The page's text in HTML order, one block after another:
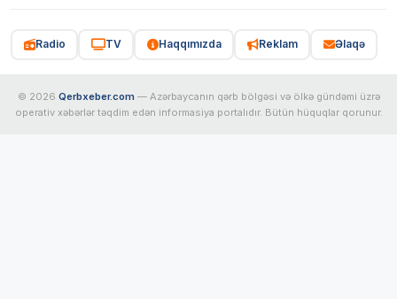
Radio TV Haqqımızda Reklam Əlaqə
© 2026 Qerbxeber.com — Azərbaycanın qərb bölgəsi və ölkə gündəmi üzrə
operativ xəbərlər təqdim edən informasiya portalıdır. Bütün hüquqlar qorunur.